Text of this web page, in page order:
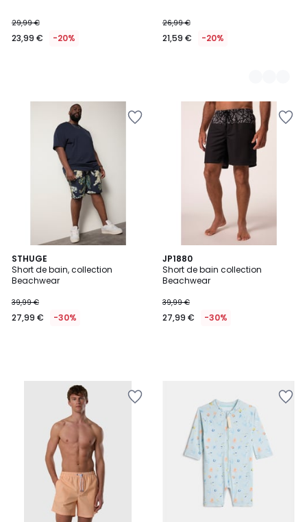
29,99 €
23,99 € -20%
26,99 €
21,59 € -20%
STHUGE
Short de bain, collection
Beachwear
39,99 €
27,99 € -30%
JP1880
Short de bain collection
Beachwear
39,99 €
27,99 € -30%